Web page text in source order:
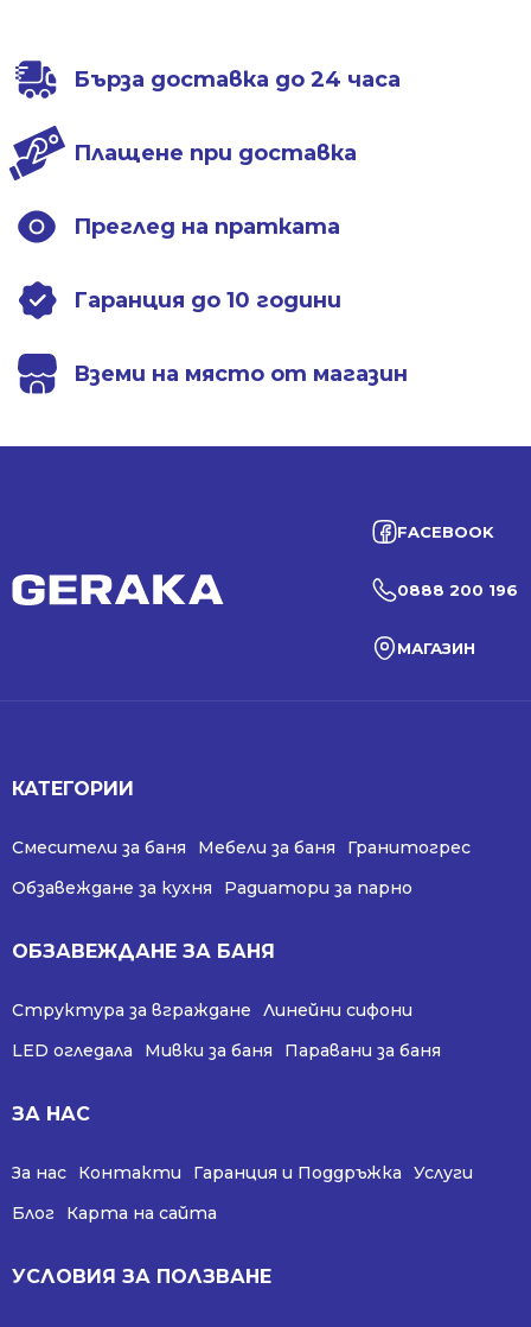
Бърза доставка до 24 часа
Плащене при доставка
Преглед на пратката
Гаранция до 10 години
Вземи на място от магазин
FACEBOOK
0888 200 196
МАГАЗИН
КАТЕГОРИИ
Смесители за баня Мебели за баня
Гранитогрес
Обзавеждане за кухня
Радиатори за парно
ОБЗАВЕЖДАНЕ ЗА БАНЯ
Структура за вграждане
Линейни сифони
LED огледала
Мивки за баня Паравани за баня
ЗА НАС
За нас Контакти Гаранция и Поддръжка
Услуги
Блог
Карта на сайта
УСЛОВИЯ ЗА ПОЛЗВАНЕ